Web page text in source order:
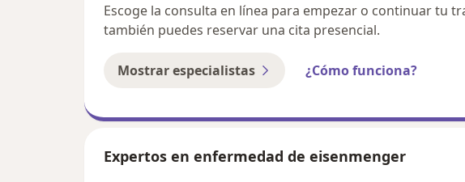
Escoge la consulta en línea para empezar o continuar tu
también puedes reservar una cita presencial.
Mostrar especialistas ¿Cómo funciona?
Expertos en enfermedad de eisenmenger